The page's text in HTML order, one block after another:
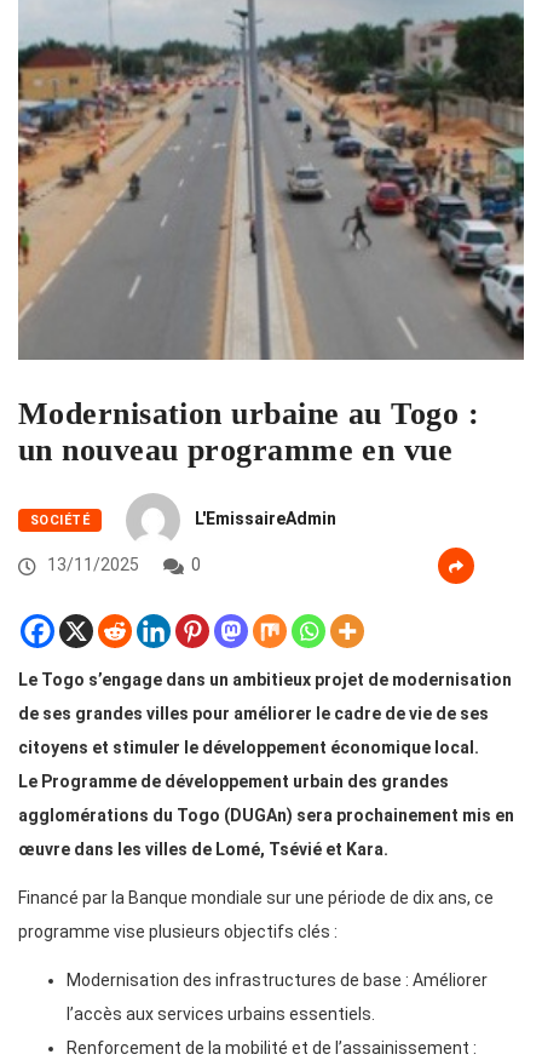
Modernisation urbaine au Togo :
un nouveau programme en vue
SOCIÉTÉ L'EmissaireAdmin
13/11/2025 0
Le Togo s’engage dans un ambitieux projet de modernisation
de ses grandes villes pour améliorer le cadre de vie de ses
citoyens et stimuler le développement économique local.
Le Programme de développement urbain des grandes
agglomérations du Togo (DUGAn) sera prochainement mis en
œuvre dans les villes de Lomé, Tsévié et Kara.
Financé par la Banque mondiale sur une période de dix ans, ce
programme vise plusieurs objectifs clés :
Modernisation des infrastructures de base : Améliorer
l’accès aux services urbains essentiels.
Renforcement de la mobilité et de l’assainissement :